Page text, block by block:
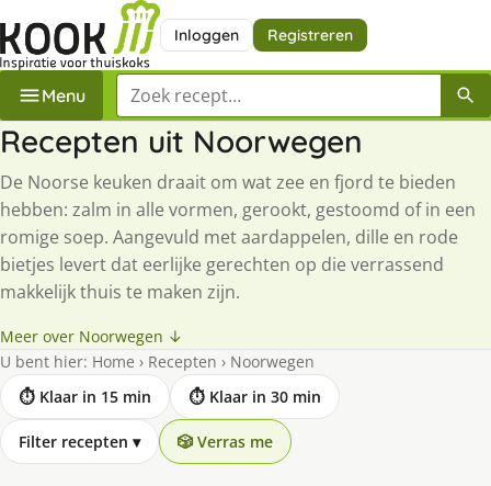
Inloggen Registreren
Menu Zoek een recept
Recepten uit Noorwegen
De Noorse keuken draait om wat zee en fjord te bieden
hebben: zalm in alle vormen, gerookt, gestoomd of in een
romige soep. Aangevuld met aardappelen, dille en rode
bietjes levert dat eerlijke gerechten op die verrassend
makkelijk thuis te maken zijn.
Meer over Noorwegen ↓
U bent hier: Home › Recepten › Noorwegen
⏱ Klaar in 15 min
⏱ Klaar in 30 min
Filter recepten ▾ 🎲 Verras me